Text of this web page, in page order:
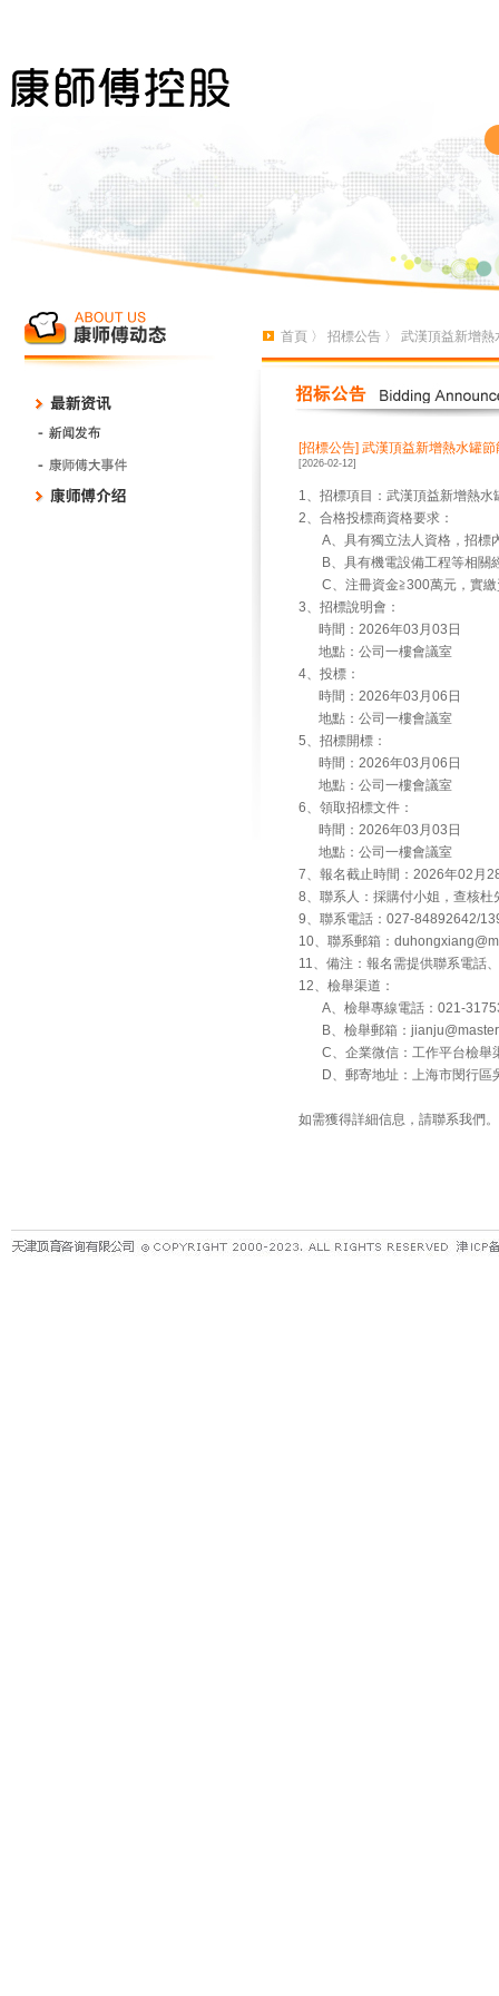
首頁 〉 招標公告 〉 武漢頂益新增
[招標公告] 武漢頂益新增熱水罐
[2026-02-12]
1、招標項目：武漢頂益新增熱水
2、合格投標商資格要求：
A、具有獨立法人資格，招標
B、具有機電設備工程等相關
C、注冊資金≧300萬元，實繳
3、招標說明會：
時間：2026年03月03日
地點：公司一樓會議室
4、投標：
時間：2026年03月06日
地點：公司一樓會議室
5、招標開標：
時間：2026年03月06日
地點：公司一樓會議室
6、領取招標文件：
時間：2026年03月03日
地點：公司一樓會議室
7、報名截止時間：2026年02月
8、聯系人：採購付小姐，查核杜
9、聯系電話：027-84892642/
10、聯系郵箱：
11、備注：報名需提供聯系電話
12、檢舉渠道：
A、檢舉專線電話：021-
B、檢舉郵箱：
C、企業微信：工作平台檢舉
D、郵寄地址：上海市閔行區
如需獲得詳細信息，請聯系我們。